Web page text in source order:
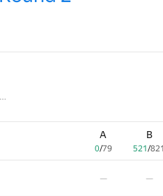
A
0/79
B
521/
— —
A
0/79
B
521/
— —